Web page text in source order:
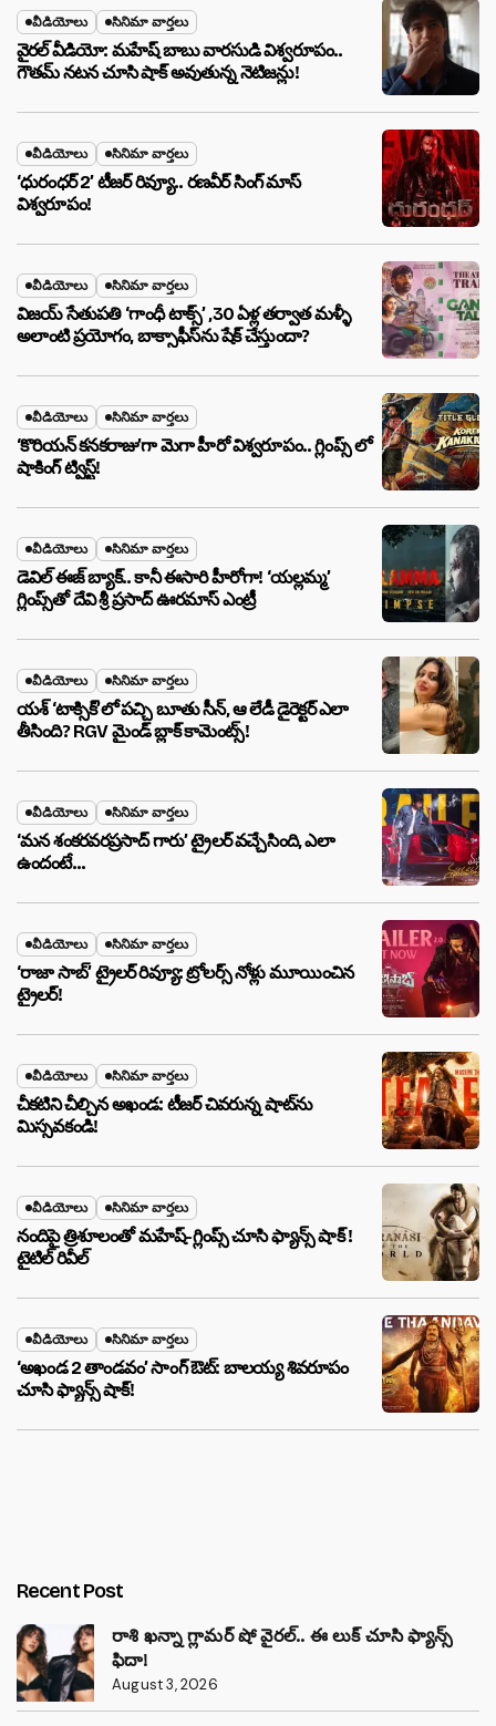
వీడియోలు సినిమా వార్తలు
వైరల్ వీడియో: మహేష్ బాబు వారసుడి విశ్వరూపం..
గౌతమ్ నటన చూసి షాక్ అవుతున్న నెటిజన్లు!
వీడియోలు సినిమా వార్తలు
‘ధురంధర్ 2’ టీజర్ రివ్యూ.. రణవీర్ సింగ్ మాస్
విశ్వరూపం!
వీడియోలు సినిమా వార్తలు
విజయ్ సేతుపతి ‘గాంధీ టాక్స్’ ,30 ఏళ్ల తర్వాత మళ్ళీ
అలాంటి ప్రయోగం, బాక్సాఫీస్‌ను షేక్ చేస్తుందా?
వీడియోలు సినిమా వార్తలు
‘కొరియన్ కనకరాజు’గా మెగా హీరో విశ్వరూపం.. గ్లింప్స్ లో
షాకింగ్ ట్విస్ట్!
వీడియోలు సినిమా వార్తలు
డెవిల్ ఈజ్ బ్యాక్.. కానీ ఈసారి హీరోగా! ‘యల్లమ్మ’
గ్లింప్స్‌తో దేవి శ్రీ ప్రసాద్ ఊరమాస్ ఎంట్రీ
వీడియోలు సినిమా వార్తలు
యశ్ ‘టాక్సిక్’లో పచ్చి బూతు సీన్, ఆ లేడీ డైరెక్టర్ ఎలా
తీసింది? RGV మైండ్ బ్లాక్ కామెంట్స్!
వీడియోలు సినిమా వార్తలు
‘మన శంకరవరప్రసాద్ గారు’ ట్రైలర్ వచ్చేసింది, ఎలా
ఉందంటే…
వీడియోలు సినిమా వార్తలు
‘రాజా సాబ్’ ట్రైలర్ రివ్యూ: ట్రోలర్స్ నోళ్లు మూయించిన
ట్రైలర్!
వీడియోలు సినిమా వార్తలు
చీకటిని చీల్చిన అఖండ: టీజర్ చివరున్న షాట్‌ను
మిస్సవకండి!
వీడియోలు సినిమా వార్తలు
నందిపై త్రిశూలంతో మహేష్-గ్లింప్స్ చూసి ఫ్యాన్స్ షాక్ !
టైటిల్ రివీల్
వీడియోలు సినిమా వార్తలు
‘అఖండ 2 తాండవం’ సాంగ్ ఔట్: బాలయ్య శివరూపం
చూసి ఫ్యాన్స్ షాక్!
Recent Post
రాశి ఖన్నా గ్లామర్ షో వైరల్.. ఈ లుక్ చూసి ఫ్యాన్స్
ఫిదా!
August 3, 2026